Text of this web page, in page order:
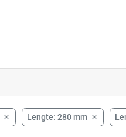
 Lengte: 280 mm 